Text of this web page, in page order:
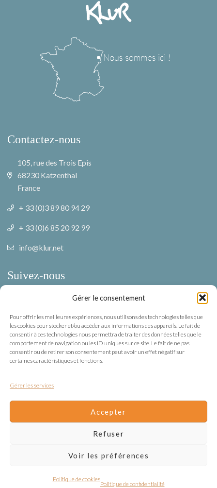
Gérer le consentement
Pour offrir les meilleures expériences, nous utilisons des technologies telles que
les cookies pour stocker et/ou accéder aux informations des appareils. Le fait de
consentir à ces technologies nous permettra de traiter des données telles que le
comportement de navigation ou les ID uniques sur ce site. Le fait de ne pas
consentir ou de retirer son consentement peut avoir un effet négatif sur
certaines caractéristiques et fonctions.
Gérer les services
Accepter
Refuser
Voir les préférences
Politique de cookies
Politique de confidentialité
Contactez-nous
105, rue des Trois Epis
68230 Katzenthal
France
+ 33 (0)3 89 80 94 29
+ 33 (0)6 85 20 92 99
info@klur.net
Suivez-nous
Instagram
Mentions légales
Mentions légales
Conditions Générales de Vente
Copyright Klur 2026 – Réalisation :